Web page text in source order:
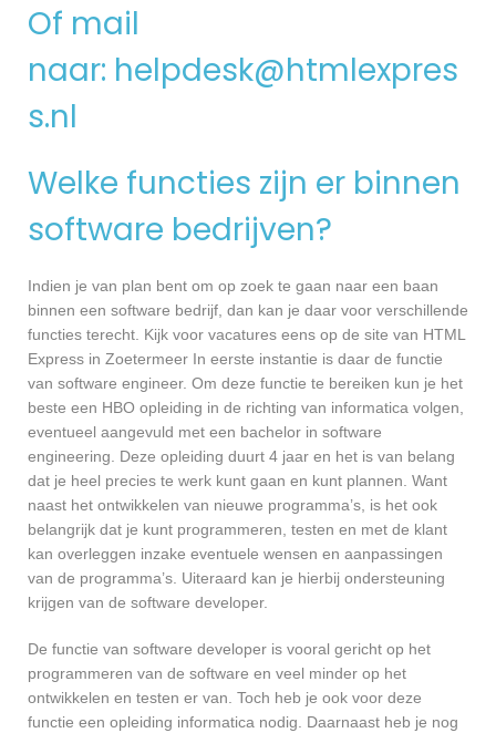
Of mail
naar: helpdesk@htmlexpres
s.nl
Welke functies zijn er binnen
software bedrijven?
Indien je van plan bent om op zoek te gaan naar een baan
binnen een software bedrijf, dan kan je daar voor verschillende
functies terecht. Kijk voor vacatures eens op de site van HTML
Express in Zoetermeer In eerste instantie is daar de functie
van software engineer. Om deze functie te bereiken kun je het
beste een HBO opleiding in de richting van informatica volgen,
eventueel aangevuld met een bachelor in software
engineering. Deze opleiding duurt 4 jaar en het is van belang
dat je heel precies te werk kunt gaan en kunt plannen. Want
naast het ontwikkelen van nieuwe programma’s, is het ook
belangrijk dat je kunt programmeren, testen en met de klant
kan overleggen inzake eventuele wensen en aanpassingen
van de programma’s. Uiteraard kan je hierbij ondersteuning
krijgen van de software developer.
De functie van software developer is vooral gericht op het
programmeren van de software en veel minder op het
ontwikkelen en testen er van. Toch heb je ook voor deze
functie een opleiding informatica nodig. Daarnaast heb je nog